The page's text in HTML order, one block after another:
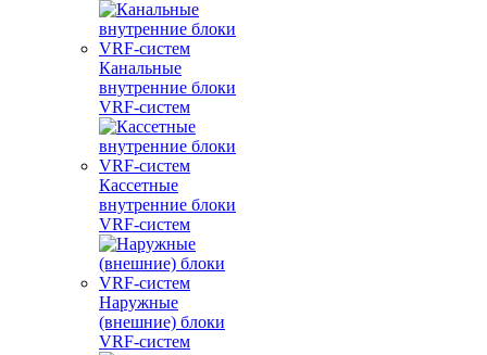
Канальные
внутренние блоки
VRF-систем
Кассетные
внутренние блоки
VRF-систем
Наружные
(внешние) блоки
VRF-систем